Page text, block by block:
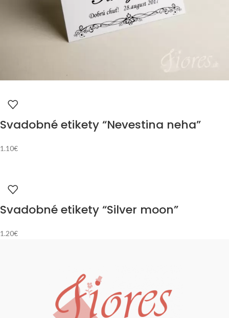
Svadobné etikety “Nevestina neha”
1.10€
Svadobné etikety “Silver moon”
1.20€